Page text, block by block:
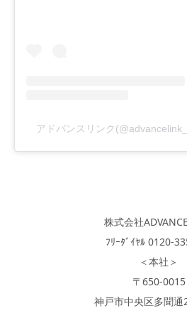
アドバンスリンク
株式会社
ﾌﾘｰﾀﾞｲﾔﾙ 0120-
＜本社＞
〒650-0015
神戸市中央区多聞通